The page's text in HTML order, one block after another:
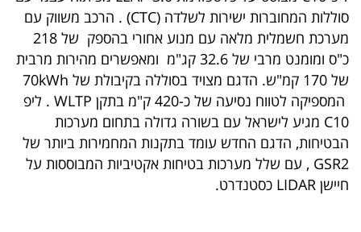
סוללות המחוברות ישירות לשלדה (CTC) . הרכב משווק עם
מערכת חשמלית מלאה עם מנוע אחורי בהספק של 218
כ"ס ומומנט מרבי של 32.6 קג"מ ומאפשרים מהירות מרבית
של 170 קמ"ש. הדגם מצויד בסוללה בקיבולת של 70kWh
המספיקה לטווח נסיעה של כ-420 ק"מ בתקן WLTP . ליפ
C10 מגיע לישראל עם בשורה גדולה בתחום מערכות
הבטיחות, הדגם החדש עומד בתקנות המחמירות ביותר של
GSR2 , עם שלל מערכות בטיחות אקטיביות המבוססות על
חיישן LIDAR כסטנדרט.